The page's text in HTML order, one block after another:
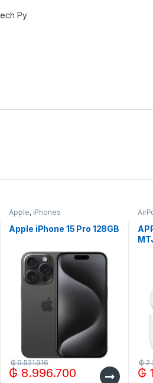
Py
Apple, iPhones
Apple iPhone 15 Pro 128GB
₲ 8.996.700
₲9.521.916
₲
₲